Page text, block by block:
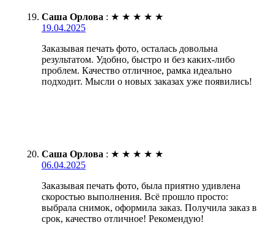
Саша Орлова : ★ ★ ★ ★ ★
19.04.2025
Заказывая печать фото, осталась довольна
результатом. Удобно, быстро и без каких-либо
проблем. Качество отличное, рамка идеально
подходит. Мысли о новых заказах уже появились!
Саша Орлова : ★ ★ ★ ★ ★
06.04.2025
Заказывая печать фото, была приятно удивлена
скоростью выполнения. Всё прошло просто:
выбрала снимок, оформила заказ. Получила заказ в
срок, качество отличное! Рекомендую!